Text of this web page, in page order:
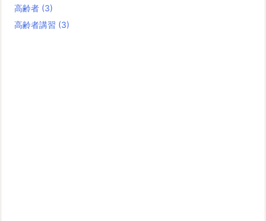
高齢者 (3)
高齢者講習 (3)